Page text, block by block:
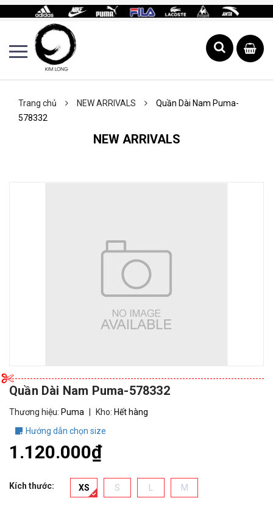
Trang chủ NEW ARRIVALS
Quần Dài Nam Puma-
578332
NEW ARRIVALS
Quần Dài Nam Puma-578332
Thương hiệu: Puma Kho: Hết hàng
Hướng dẫn chọn size
1.120.000₫
Kích thước: XS S M